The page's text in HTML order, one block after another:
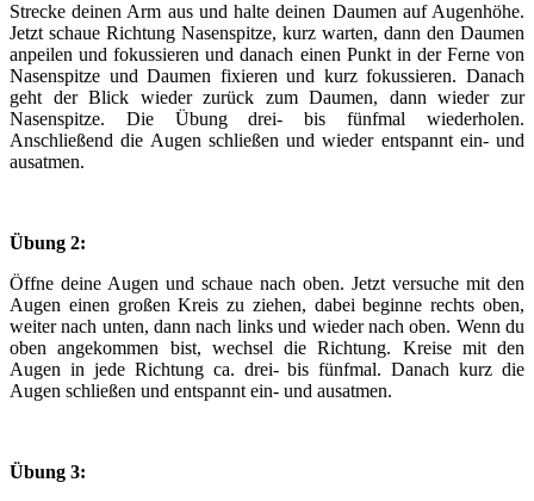
Strecke deinen Arm aus und halte deinen Daumen auf Augenhöhe.
Jetzt schaue Richtung Nasenspitze, kurz warten, dann den Daumen
anpeilen und fokussieren und danach einen Punkt in der Ferne von
Nasenspitze und Daumen fixieren und kurz fokussieren. Danach
geht der Blick wieder zurück zum Daumen, dann wieder zur
Nasenspitze. Die Übung drei- bis fünfmal wiederholen.
Anschließend die Augen schließen und wieder entspannt ein- und
ausatmen.
Übung 2:
Öffne deine Augen und schaue nach oben. Jetzt versuche mit den
Augen einen großen Kreis zu ziehen, dabei beginne rechts oben,
weiter nach unten, dann nach links und wieder nach oben. Wenn du
oben angekommen bist, wechsel die Richtung. Kreise mit den
Augen in jede Richtung ca. drei- bis fünfmal. Danach kurz die
Augen schließen und entspannt ein- und ausatmen.
Übung 3: